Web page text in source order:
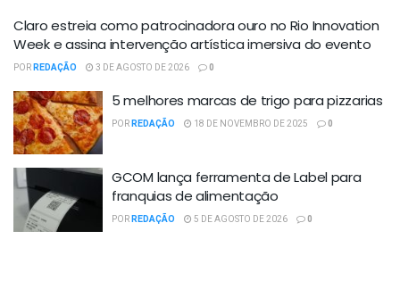
Claro estreia como patrocinadora ouro no Rio Innovation
Week e assina intervenção artística imersiva do evento
PORREDAÇÃO 3 DE AGOSTO DE 2026 0
5 melhores marcas de trigo para pizzarias
PORREDAÇÃO 18 DE NOVEMBRO DE 2025 0
GCOM lança ferramenta de Label para
franquias de alimentação
PORREDAÇÃO 5 DE AGOSTO DE 2026 0